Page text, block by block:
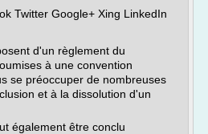
Twitter Google+ Xing LinkedIn
d'un règlement du
à une convention
se préoccuper de nombreuses
et à la dissolution d'un
également être conclu